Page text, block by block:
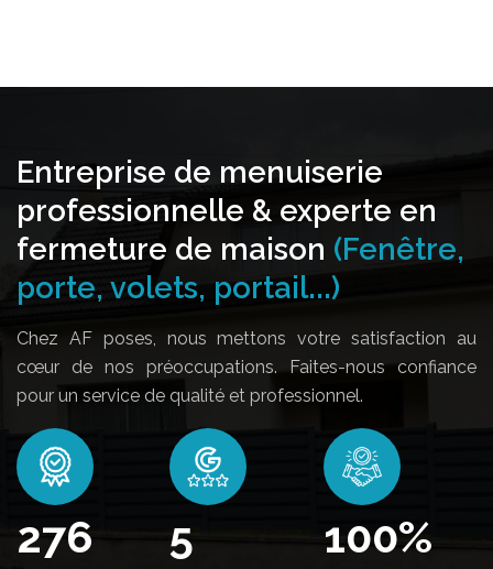
Entreprise de menuiserie
professionnelle & experte en
fermeture de maison (Fenêtre,
porte, volets, portail...)
Chez AF poses, nous mettons votre satisfaction au
cœur de nos préoccupations. Faites-nous confiance
pour un service de qualité et professionnel.
338 5 100%